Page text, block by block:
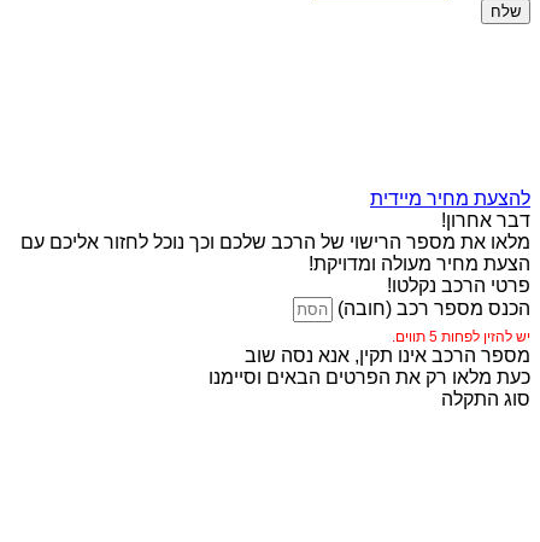
שלח
להצעת מחיר מיידית
דבר אחרון!
מלאו את מספר הרישוי של הרכב שלכם וכך נוכל לחזור אליכם עם
הצעת מחיר מעולה ומדויקת!
פרטי הרכב נקלטו!
הכנס מספר רכב (חובה)
יש להזין לפחות 5 תווים.
מספר הרכב אינו תקין, אנא נסה שוב
כעת מלאו רק את הפרטים הבאים וסיימנו
סוג התקלה